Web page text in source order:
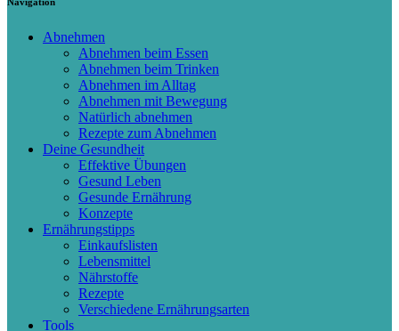
Abnehmen
Abnehmen beim Essen
Abnehmen beim Trinken
Abnehmen im Alltag
Abnehmen mit Bewegung
Natürlich abnehmen
Rezepte zum Abnehmen
Deine Gesundheit
Effektive Übungen
Gesund Leben
Gesunde Ernährung
Konzepte
Ernährungstipps
Einkaufslisten
Lebensmittel
Nährstoffe
Rezepte
Verschiedene Ernährungsarten
Tools